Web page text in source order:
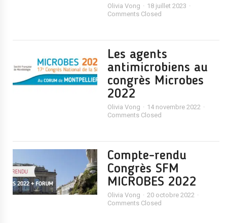
Olivia Vong
18 juillet 2023
Comments Closed
Les agents
antimicrobiens au
congrès Microbes
2022
Olivia Vong
14 novembre 2022
Comments Closed
Compte-rendu
Congrès SFM
MICROBES 2022
Olivia Vong
20 octobre 2022
Comments Closed